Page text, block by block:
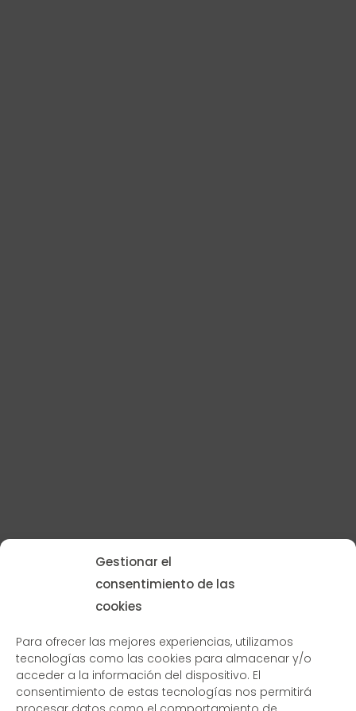
Gestionar el
consentimiento de las
cookies
Para ofrecer las mejores experiencias, utilizamos
tecnologías como las cookies para almacenar y/o
acceder a la información del dispositivo. El
consentimiento de estas tecnologías nos permitirá